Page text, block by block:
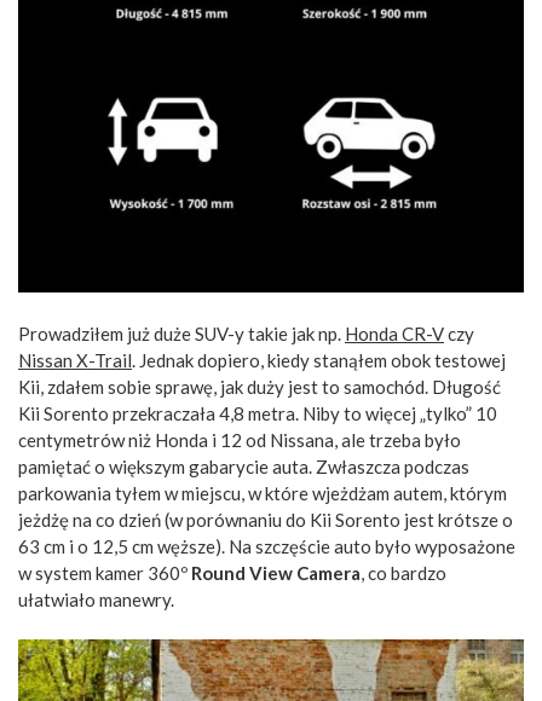
Prowadziłem już duże SUV-y takie jak np. Honda CR-Vczy
Nissan X-Trail . Jednak dopiero, kiedy stanąłem obok testowej
Kii, zdałem sobie sprawę, jak duży jest to samochód. Długość
Kii Sorento przekraczała 4,8 metra. Niby to więcej „tylko” 10
centymetrów niż Honda i 12 od Nissana, ale trzeba było
pamiętać o większym gabarycie auta. Zwłaszcza podczas
parkowania tyłem w miejscu, w które wjeżdżam autem, którym
jeżdżę na co dzień (w porównaniu do Kii Sorento jest krótsze o
63 cm i o 12,5 cm węższe). Na szczęście auto było wyposażone
w system kamer 360º Round View Camera , co bardzo
ułatwiało manewry.